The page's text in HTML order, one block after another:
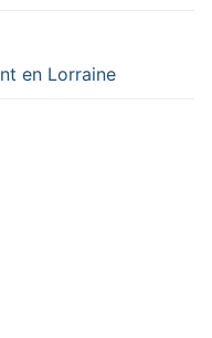
en Lorraine